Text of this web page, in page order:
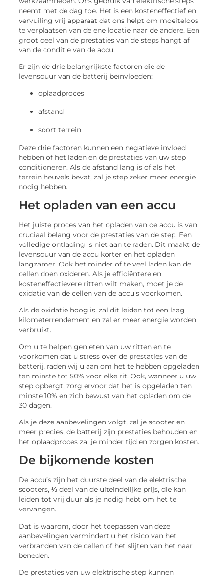
neemt met de dag toe. Het is een kosteneffectief en
vervuiling vrij apparaat dat ons helpt om moeiteloos
te verplaatsen van de ene locatie naar de andere. Een
groot deel van de prestaties van de steps hangt af
van de conditie van de accu.
Er zijn de drie belangrijkste factoren die de
levensduur van de batterij beïnvloeden:
oplaadproces
afstand
soort terrein
Deze drie factoren kunnen een negatieve invloed
hebben of het laden en de prestaties van uw step
conditioneren. Als de afstand lang is of als het
terrein heuvels bevat, zal je step zeker meer energie
nodig hebben.
Het opladen van een accu
Het juiste proces van het opladen van de accu is van
cruciaal belang voor de prestaties van de step. Een
volledige ontlading is niet aan te raden. Dit maakt de
levensduur van de accu korter en het opladen
langzamer. Ook het minder of te veel laden kan de
cellen doen oxideren. Als je efficiëntere en
kosteneffectievere ritten wilt maken, moet je de
oxidatie van de cellen van de accu’s voorkomen.
Als de oxidatie hoog is, zal dit leiden tot een laag
kilometerrendement en zal er meer energie worden
verbruikt.
Om u te helpen genieten van uw ritten en te
voorkomen dat u stress over de prestaties van de
batterij, raden wij u aan om het te hebben opgeladen
ten minste tot 50% voor elke rit. Ook, wanneer u uw
step opbergt, zorg ervoor dat het is opgeladen ten
minste 10% en zich bewust van het opladen om de
30 dagen.
Als je deze aanbevelingen volgt, zal je scooter en
meer precies, de batterij zijn prestaties behouden en
het oplaadproces zal je minder tijd en zorgen kosten.
De bijkomende kosten
De accu’s zijn het duurste deel van de elektrische
scooters, ⅓ deel van de uiteindelijke prijs, die kan
leiden tot vrij duur als je nodig hebt om het te
vervangen.
Dat is waarom, door het toepassen van deze
aanbevelingen vermindert u het risico van het
verbranden van de cellen of het slijten van het naar
beneden.
De prestaties van uw elektrische step kunnen